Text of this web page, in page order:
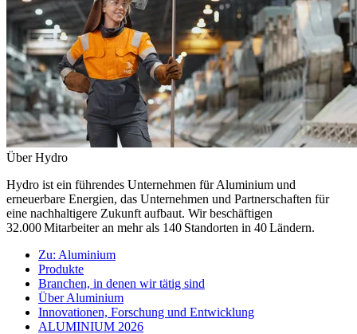
Über Hydro
Hydro ist ein führendes Unternehmen für Aluminium und
erneuerbare Energien, das Unternehmen und Partnerschaften für
eine nachhaltigere Zukunft aufbaut. Wir beschäftigen
32.000 Mitarbeiter an mehr als 140 Standorten in 40 Ländern.
Zu: Aluminium
Produkte
Branchen, in denen wir tätig sind
Über Aluminium
Innovationen, Forschung und Entwicklung
ALUMINIUM 2026